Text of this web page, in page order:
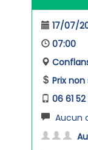
17/07/
07:00
Prix
06 61 52
Aucun